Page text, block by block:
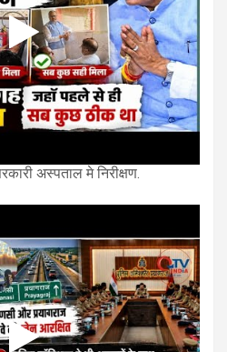
अस्पताल मे निरीक्षण.